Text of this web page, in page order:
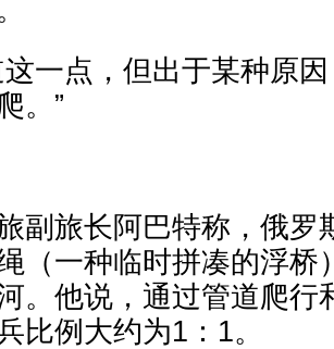
这一点，但出于某种原
。”
副旅长阿巴特称，俄罗
（一种临时拼凑的浮桥
。他说，通过管道爬行
比例大约为1：1。